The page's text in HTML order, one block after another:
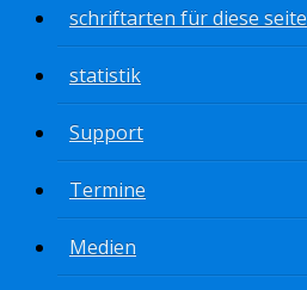
schriftarten für diese seite
statistik
Support
Termine
Medien